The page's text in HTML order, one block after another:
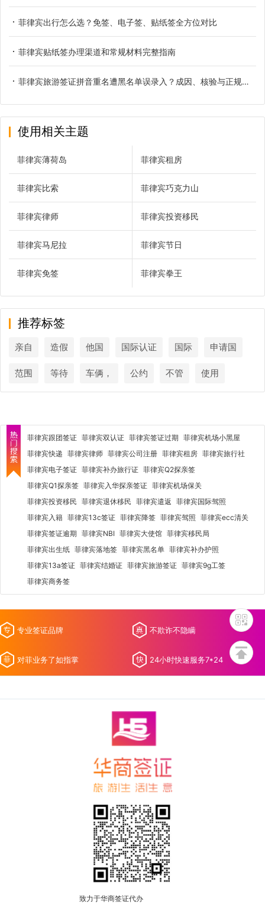
菲律宾出行怎么选？免签、电子签、贴纸签全方位对比
菲律宾贴纸签办理渠道和常规材料完整指南
菲律宾旅游签证拼音重名遭黑名单误录入？成因、核验与正规解决办法
使用相关主题
菲律宾薄荷岛 菲律宾租房
菲律宾比索 菲律宾巧克力山
菲律宾律师 菲律宾投资移民
菲律宾马尼拉 菲律宾节日
菲律宾免签 菲律宾拳王
推荐标签
亲自 造假 他国 国际认证 国际 申请国
范围 等待 车俩， 公约 不管 使用
菲律宾跟团签证 菲律宾双认证 菲律宾签证过期 菲律宾机场小黑屋
菲律宾快递 菲律宾律师 菲律宾公司注册 菲律宾租房 菲律宾旅行社
菲律宾电子签证 菲律宾补办旅行证 菲律宾Q2探亲签
菲律宾Q1探亲签 菲律宾入华探亲签证 菲律宾机场保关
菲律宾投资移民 菲律宾退休移民 菲律宾遣返 菲律宾国际驾照
菲律宾入籍 菲律宾13c签证 菲律宾降签 菲律宾驾照 菲律宾ecc清关
菲律宾签证逾期 菲律宾NBI 菲律宾大使馆 菲律宾移民局
菲律宾出生纸 菲律宾落地签 菲律宾黑名单 菲律宾补办护照
菲律宾13a签证 菲律宾结婚证 菲律宾旅游签证 菲律宾9g工签
菲律宾商务签
专业签证品牌 不欺诈不隐瞒
对菲业务了如指掌 24小时快速服务7*24
致力于华商签证代办